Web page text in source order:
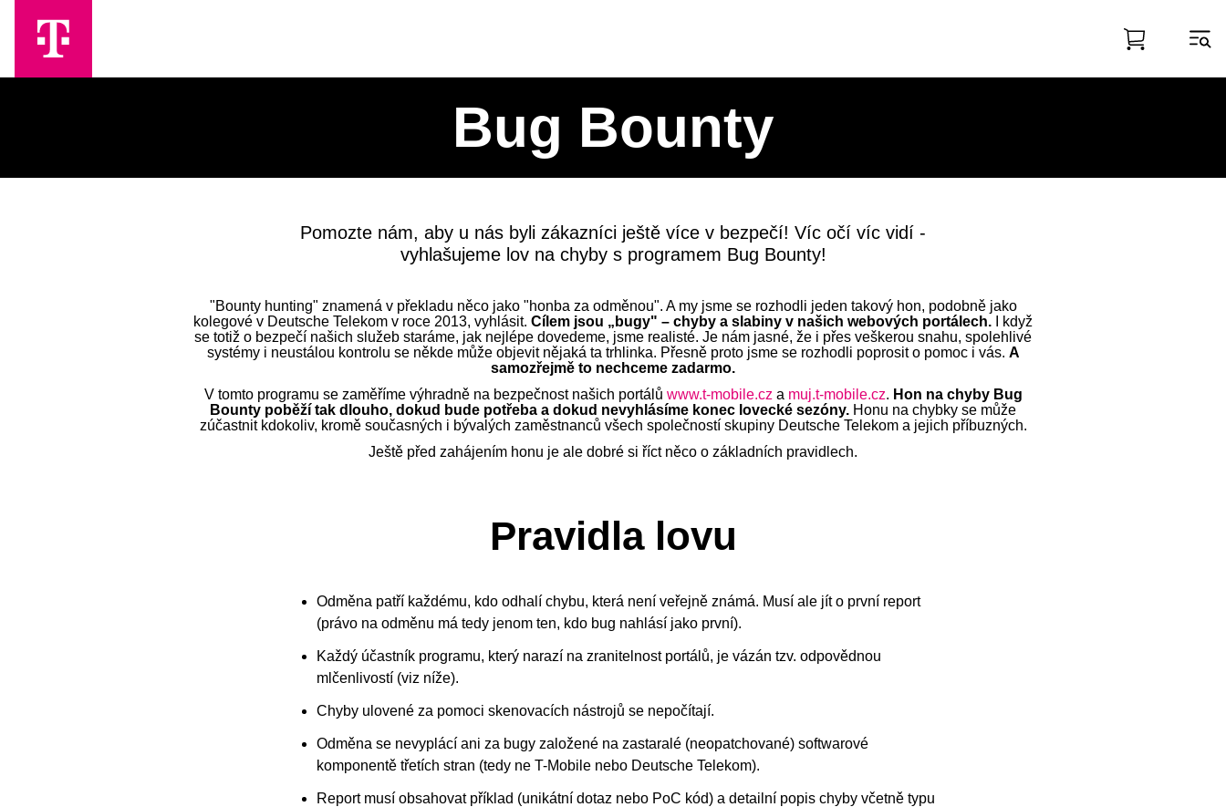
Bug Bounty
Pomozte nám, aby u nás byli zákazníci ještě více v bezpečí! Víc očí víc vidí -
vyhlašujeme lov na chyby s programem Bug Bounty!
"Bounty hunting" znamená v překladu něco jako "honba za odměnou". A my jsme se rozhodli jeden takový hon, podobně jako
kolegové v Deutsche Telekom v roce 2013, vyhlásit. Cílem jsou „bugy" – chyby a slabiny v našich webových portálech. I když
se totiž o bezpečí našich služeb staráme, jak nejlépe dovedeme, jsme realisté. Je nám jasné, že i přes veškerou snahu, spolehlivé
systémy i neustálou kontrolu se někde může objevit nějaká ta trhlinka. Přesně proto jsme se rozhodli poprosit o pomoc i vás. A
samozřejmě to nechceme zadarmo.
V tomto programu se zaměříme výhradně na bezpečnost našich portálů www.t-mobile.cz a muj.t-mobile.cz. Hon na chyby Bug
Bounty poběží tak dlouho, dokud bude potřeba a dokud nevyhlásíme konec lovecké sezóny. Honu na chybky se může
zúčastnit kdokoliv, kromě současných i bývalých zaměstnanců všech společností skupiny Deutsche Telekom a jejich příbuzných.
Ještě před zahájením honu je ale dobré si říct něco o základních pravidlech.
Pravidla lovu
Odměna patří každému, kdo odhalí chybu, která není veřejně známá. Musí ale jít o první report
(právo na odměnu má tedy jenom ten, kdo bug nahlásí jako první).
Každý účastník programu, který narazí na zranitelnost portálů, je vázán tzv. odpovědnou
mlčenlivostí (viz níže).
Chyby ulovené za pomoci skenovacích nástrojů se nepočítají.
Odměna se nevyplácí ani za bugy založené na zastaralé (neopatchované) softwarové
komponentě třetích stran (tedy ne T-Mobile nebo Deutsche Telekom).
Report musí obsahovat příklad (unikátní dotaz nebo PoC kód) a detailní popis chyby včetně typu